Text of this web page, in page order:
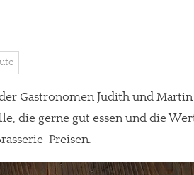
Gastronomen Judith und
die gerne gut essen und die
Preisen.